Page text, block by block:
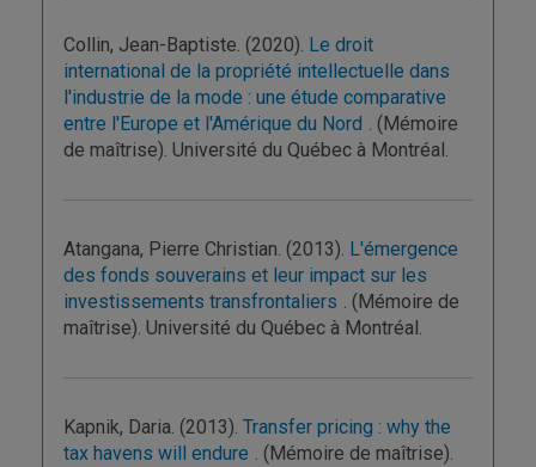
Collin, Jean-Baptiste. (2020). Le droit
international de la propriété intellectuelle dans
l'industrie de la mode : une étude comparative
entre l'Europe et l'Amérique du Nord . (Mémoire
de maîtrise). Université du Québec à Montréal.
Atangana, Pierre Christian. (2013). L'émergence
des fonds souverains et leur impact sur les
investissements transfrontaliers . (Mémoire de
maîtrise). Université du Québec à Montréal.
Kapnik, Daria. (2013). Transfer pricing : why the
tax havens will endure . (Mémoire de maîtrise).